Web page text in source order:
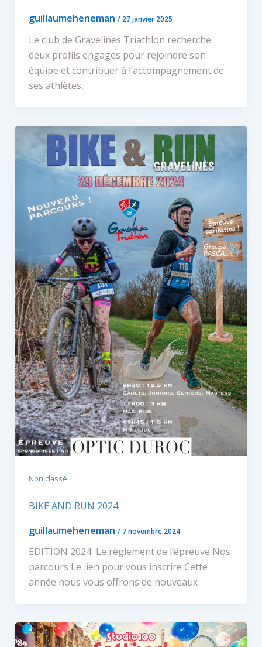
guillaumeheneman / 27 janvier 2025
Le club de Gravelines Triathlon recherche
deux profils engagés pour rejoindre son
équipe et contribuer à l’accompagnement de
ses athlètes,
Non classé
BIKE AND RUN 2024
guillaumeheneman / 7 novembre 2024
EDITION 2024 Le règlement de l’épreuve Nos
parcours Le lien pour vous inscrire Cette
année nous vous offrons de nouveaux